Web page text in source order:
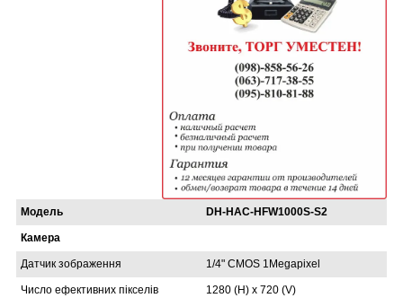
Модель DH-HAC-HFW1000S-S2
Камера
Датчик зображення 1/4" CMOS 1Megapixel
Число ефективних пікселів 1280 (H) х 720 (V)